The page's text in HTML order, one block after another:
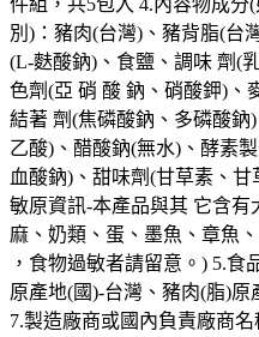
別)：豬肉(台灣)、豬背脂(台
(L-麩酸鈉)、食鹽、調味 劑(
色劑(亞 硝 酸 鈉、硝酸鉀)、
結著 劑(焦磷酸鈉、多磷酸
乙酸)、醋酸鈉(無水)、酵素
血酸鈉)、甜味劑(甘草素、
敏原資訊-本產品與其 它含
麻、奶類、蛋、墨魚、章魚
，食物過敏者請留意。) 5.食
原產地(國)-台灣、豬肉(脂)
7.製造廠商或國內負責廠商